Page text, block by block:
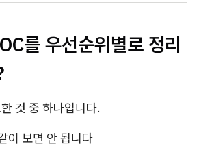
를 우선순위별로 정리
것 중 하나입니다.
이 보면 안 됩니다